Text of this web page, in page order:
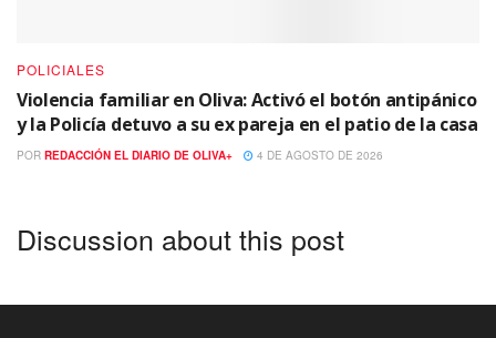
POLICIALES
Violencia familiar en Oliva: Activó el botón antipánico
y la Policía detuvo a su ex pareja en el patio de la casa
POR REDACCIÓN EL DIARIO DE OLIVA+ 4 DE AGOSTO DE 2026
Discussion about this post